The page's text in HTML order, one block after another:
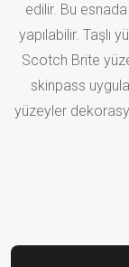
edilir. Bu
yapılabilir. Taşlı
Scotch Brite
skinpass
yüzeyler